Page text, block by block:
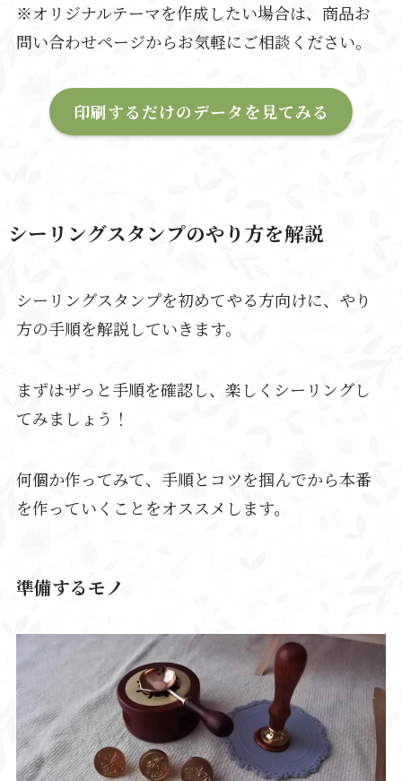
※オリジナルテーマを作成したい場合は、商品お
問い合わせページからお気軽にご相談ください。
印刷するだけのデータを見てみる
シーリングスタンプのやり方を解説
シーリングスタンプを初めてやる方向けに、やり
方の手順を解説していきます。
まずはザっと手順を確認し、楽しくシーリングし
てみましょう！
何個か作ってみて、手順とコツを掴んでから本番
を作っていくことをオススメします。
準備するモノ